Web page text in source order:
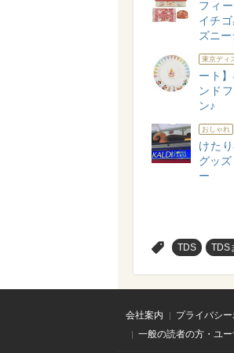
フィ
イチ
ズニー
東京ディ
ート
ンド
ン♪
おしゃれ
けた
グッ
ー
TDS TDS
会社案内 プライバシ
一般の読者の方・ユ